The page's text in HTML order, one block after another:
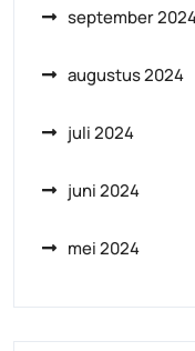
september
augustus 2024
juli 2024
juni 2024
mei 2024